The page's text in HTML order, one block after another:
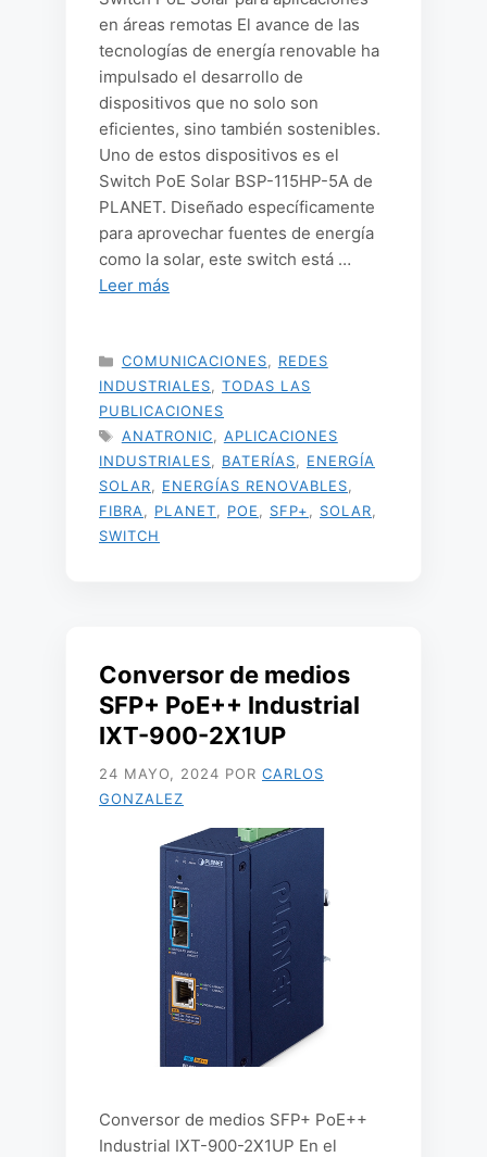
en áreas remotas El avance de las
tecnologías de energía renovable ha
impulsado el desarrollo de
dispositivos que no solo son
eficientes, sino también sostenibles.
Uno de estos dispositivos es el
Switch PoE Solar BSP-115HP-5A de
PLANET. Diseñado específicamente
para aprovechar fuentes de energía
como la solar, este switch está …
Leer más
CATEGORÍAS
COMUNICACIONES
REDES
INDUSTRIALES
TODAS LAS
PUBLICACIONES
ETIQUETAS
ANATRONIC
APLICACIONES
INDUSTRIALES
BATERÍAS
ENERGÍA
SOLAR
ENERGÍAS RENOVABLES
FIBRA
PLANET POE SFP+ SOLAR
SWITCH
Conversor de medios
SFP+ PoE++ Industrial
IXT-900-2X1UP
24 MAYO, 2024 POR CARLOS
GONZALEZ
Conversor de medios SFP+ PoE++
Industrial IXT-900-2X1UP En el